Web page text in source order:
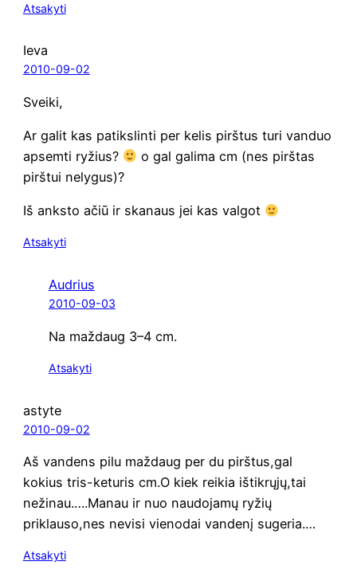
Atsakyti
Ieva
2010-09-02
Svei­ki,
Ar galit kas patiks­lin­ti per kelis pirš­tus turi van­duo
apsem­ti ryžius?
o gal gali­ma cm (nes pirš­tas
pirš­tui nelygus)?
Iš anks­to ačiū ir ska­naus jei kas valgot
Atsakyti
Audrius
2010-09-03
Na maž­daug 3–4 cm.
Atsakyti
astyte
2010-09-02
Aš van­dens pilu maž­daug per du pirštus,gal
kokius tris-ketu­ris cm.O kiek rei­kia ištikrųjų,tai
nežinau.….Manau ir nuo nau­do­ja­mų ryžių
priklauso,nes nevi­si vie­no­dai van­de­nį sugeria.…
Atsakyti